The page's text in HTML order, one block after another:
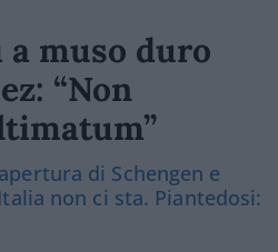
a muso duro
“Non
di Schengen e
non ci sta. Piantedosi: